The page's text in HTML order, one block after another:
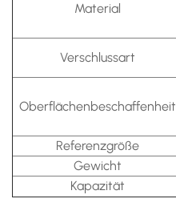
Material
Verschlussart
Oberflächenbeschaffenheit
Referenzgröße
Gewicht
Kapazität